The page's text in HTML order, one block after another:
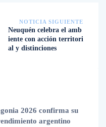
NOTICIA SIGUIENTE
Neuquén celebra el amb
iente con acción territori
al y distinciones
2026 confirma su
argentino